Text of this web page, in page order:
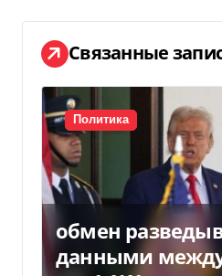
ц
и
я
п
о
з
а
Связанные
Политика
обмен
данными